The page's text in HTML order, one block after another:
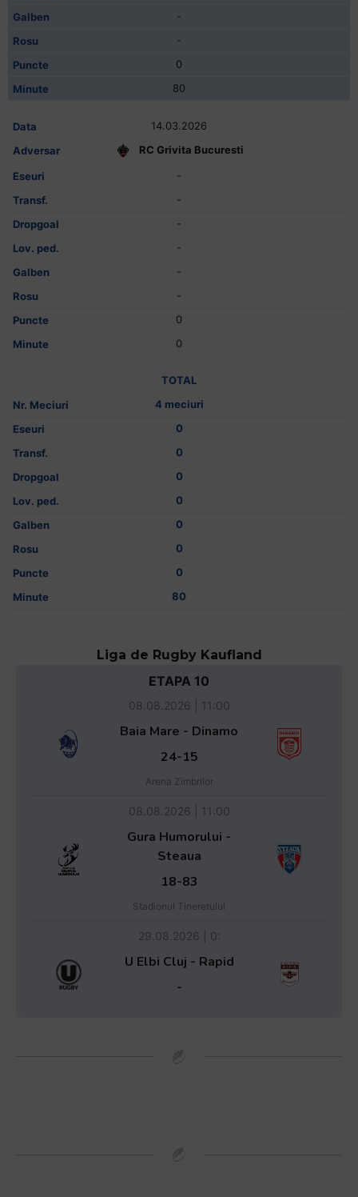
-
-
0
80
14.03.2026
RC Grivita Bucuresti
-
-
-
-
-
-
0
0
TOTAL
4 meciuri
0
0
0
0
0
0
0
80
Liga de Rugby Kaufland
ETAPA 10
08.08.2026 | 11:00
Baia Mare - Dinamo
24-15
Arena Zimbrilor
08.08.2026 | 11:00
Gura Humorului -
Steaua
18-83
Stadionul Tineretului
29.08.2026 | 0:
U Elbi Cluj - Rapid
-